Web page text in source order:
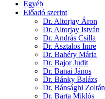
Egyéb
Előadó szerint
Dr. Altorjay Áron
Dr. Altorjay István
Dr. András Csilla
Dr. Asztalos Imre
Dr. Bahéry Mária
Dr. Bajor Judit
Dr. Banai János
Dr. Bánky Balázs
Dr. Bánsághi Zoltán
Dr. Barta Miklós